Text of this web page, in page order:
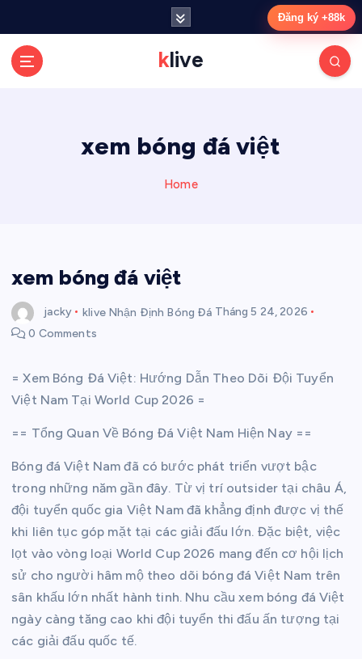
klive
xem bóng đá việt
Home
xem bóng đá việt
jacky klive Nhận Định Bóng Đá Tháng 5 24, 2026
0 Comments
= Xem Bóng Đá Việt: Hướng Dẫn Theo Dõi Đội Tuyển
Việt Nam Tại World Cup 2026 =
== Tổng Quan Về Bóng Đá Việt Nam Hiện Nay ==
Bóng đá Việt Nam đã có bước phát triển vượt bậc
trong những năm gần đây. Từ vị trí outsider tại châu Á,
đội tuyển quốc gia Việt Nam đã khẳng định được vị thế
khi liên tục góp mặt tại các giải đấu lớn. Đặc biệt, việc
lọt vào vòng loại World Cup 2026 mang đến cơ hội lịch
sử cho người hâm mộ theo dõi bóng đá Việt Nam trên
sân khấu lớn nhất hành tinh. Nhu cầu xem bóng đá Việt
ngày càng tăng cao khi đội tuyển thi đấu ấn tượng tại
các giải đấu quốc tế.
Đăng ký +88k